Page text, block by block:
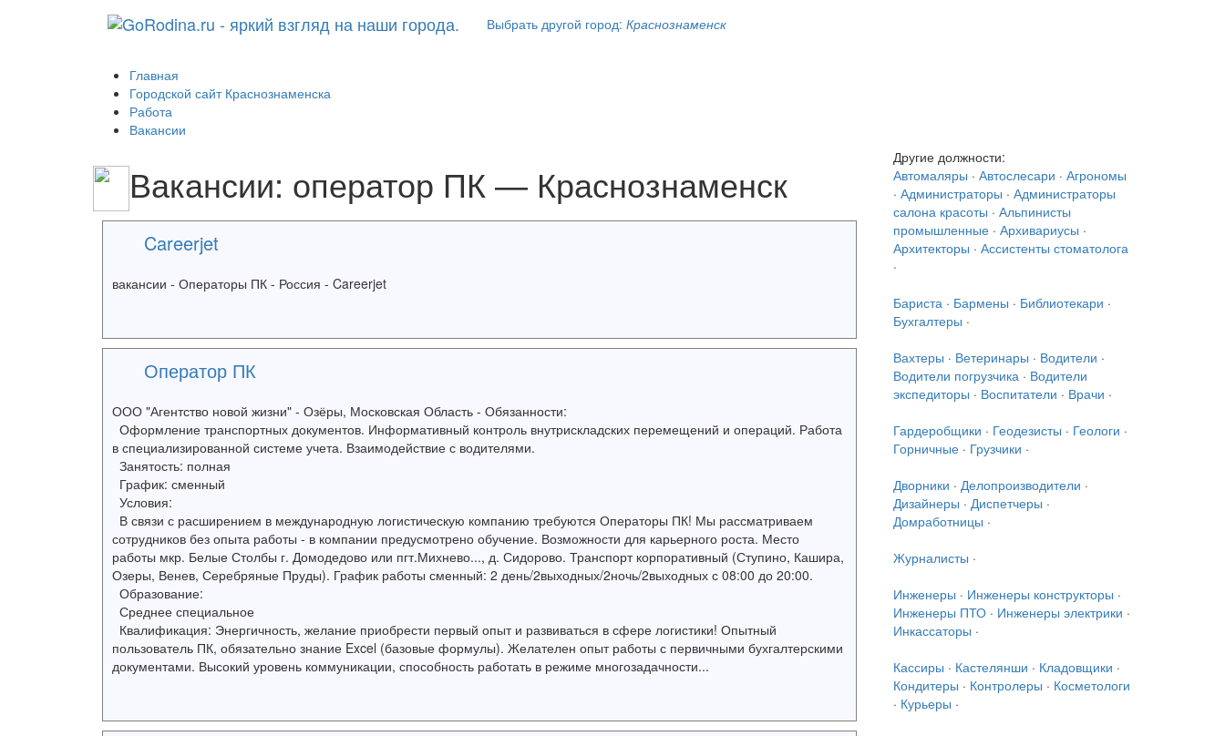
Выбрать другой город: Краснознаменск
Главная
Городской сайт Краснознаменска
Работа
Вакансии
Вакансии: оператор ПК — Краснознаменск
Careerjet
вакансии - Операторы ПК - Россия - Careerjet
Оператор ПК
ООО "Агентство новой жизни" - Озёры, Московская Область - Обязанности:
Оформление транспортных документов. Информативный контроль внутрискладских перемещений и операций. Работа
в специализированной системе учета. Взаимодействие с водителями.
Занятость: полная
График: сменный
Условия:
В связи с расширением в международную логистическую компанию требуются Операторы ПК! Мы рассматриваем
сотрудников без опыта работы - в компании предусмотрено обучение. Возможности для карьерного роста. Место
работы мкр. Белые Столбы г. Домодедово или пгт.Михнево..., д. Сидорово. Транспорт корпоративный (Ступино, Кашира,
Озеры, Венев, Серебряные Пруды). График работы сменный: 2 день/2выходных/2ночь/2выходных с 08:00 до 20:00.
Образование:
Среднее специальное
Квалификация: Энергичность, желание приобрести первый опыт и развиваться в сфере логистики! Опытный
пользователь ПК, обязательно знание Excel (базовые формулы). Желателен опыт работы с первичными бухгалтерскими
документами. Высокий уровень коммуникации, способность работать в режиме многозадачности...
Другие должности:
Автомаляры · Автослесари · Агрономы
· Администраторы · Администраторы
салона красоты · Альпинисты
промышленные· Архивариусы ·
Архитекторы · Ассистенты стоматолога
·
Бариста· Бармены · Библиотекари ·
Бухгалтеры ·
Вахтеры · Ветеринары · Водители ·
Водители погрузчика· Водители
экспедиторы · Воспитатели · Врачи ·
Гардеробщики · Геодезисты · Геологи ·
Горничные· Грузчики ·
Дворники · Делопроизводители ·
Дизайнеры · Диспетчеры ·
Домработницы ·
Журналисты ·
Инженеры · Инженеры конструкторы ·
Инженеры ПТО· Инженеры электрики ·
Инкассаторы ·
Кассиры · Кастелянши · Кладовщики ·
Кондитеры · Контролеры · Косметологи
· Курьеры ·